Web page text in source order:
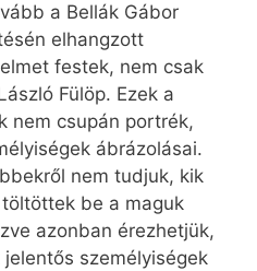
a Bellák Gábor
elhangzott
festek, nem csak
Fülöp. Ezek a
nem csupán portrék,
ábrázolásai.
nem tudjuk, kik
be a maguk
azonban érezhetjük,
személyiségek